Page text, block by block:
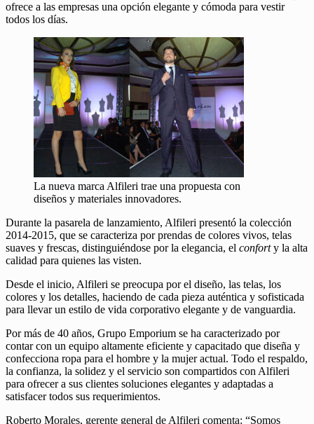
ofrece a las empresas una opción elegante y cómoda para vestir
todos los días.
La nueva marca Alfileri trae una propuesta con
diseños y materiales innovadores.
Durante la pasarela de lanzamiento, Alfileri presentó la colección
2014-2015, que se caracteriza por prendas de colores vivos, telas
suaves y frescas, distinguiéndose por la elegancia, el conforty la alta
calidad para quienes las visten.
Desde el inicio, Alfileri se preocupa por el diseño, las telas, los
colores y los detalles, haciendo de cada pieza auténtica y sofisticada
para llevar un estilo de vida corporativo elegante y de vanguardia.
Por más de 40 años, Grupo Emporium se ha caracterizado por
contar con un equipo altamente eficiente y capacitado que diseña y
confecciona ropa para el hombre y la mujer actual. Todo el respaldo,
la confianza, la solidez y el servicio son compartidos con Alfileri
para ofrecer a sus clientes soluciones elegantes y adaptadas a
satisfacer todos sus requerimientos.
Roberto Morales, gerente general de Alfileri comenta: “Somos